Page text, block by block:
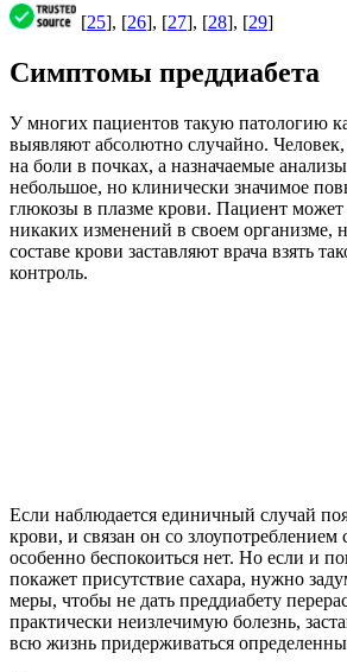
[25], [26], [27], [28], [29]
Симптомы преддиабета
У многих пациентов такую патологию
выявляют абсолютно случайно.
на боли в почках, а назначаемые
небольшое, но клинически значимое
глюкозы в плазме крови. Пациент
никаких изменений в своем организме,
составе крови заставляют врача взять
контроль.
Если наблюдается единичный случай
крови, и связан он со злоупотреблением
особенно беспокоиться нет. Но если и
покажет присутствие сахара, нужно
меры, чтобы не дать преддиабету
практически неизлечимую болезнь,
всю жизнь придерживаться